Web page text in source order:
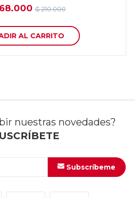
₲ 210.000
AL CARRITO
nuestras novedades?
Subscríbeme